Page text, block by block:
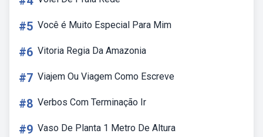
#5 Você é Muito Especial Para Mim
#6 Vitoria Regia Da Amazonia
#7 Viajem Ou Viagem Como Escreve
#8 Verbos Com Terminação Ir
#9 Vaso De Planta 1 Metro De Altura